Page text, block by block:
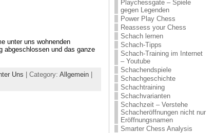
unter uns wohnenden
abgeschlossen und das ganze
Uns | Category: Allgemein|
Playchessgate – Spiele
gegen Legenden
Power Play Chess
Reassess your Chess
Schach lernen
Schach-Tipps
Schach-Training im Internet
– Youtube
Schachendspiele
Schachgeschichte
Schachtraining
Schachvarianten
Schachzeit – Verstehe
Schacheröffnungen nicht nur
Eröffnungsnamen
Smarter Chess Analysis